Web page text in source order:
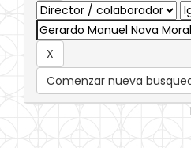
Comenzar nueva